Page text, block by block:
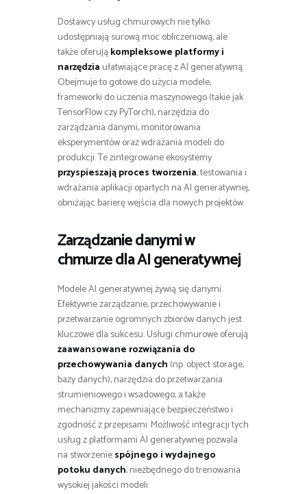
Dostawcy usług chmurowych nie tylko
udostępniają surową moc obliczeniową, ale
także oferująkompleksowe platformy i
narzędzia ułatwiające pracę z AI generatywną.
Obejmuje to gotowe do użycia modele,
frameworki do uczenia maszynowego (takie jak
TensorFlow czy PyTorch), narzędzia do
zarządzania danymi, monitorowania
eksperymentów oraz wdrażania modeli do
produkcji. Te zintegrowane ekosystemy
przyspieszają proces tworzenia, testowania i
wdrażania aplikacji opartych na AI generatywnej,
obniżając barierę wejścia dla nowych projektów.
Zarządzanie danymi w
chmurze dla AI generatywnej
Modele AI generatywnej żywią się danymi.
Efektywne zarządzanie, przechowywanie i
przetwarzanie ogromnych zbiorów danych jest
kluczowe dla sukcesu. Usługi chmurowe oferują
zaawansowane rozwiązania do
przechowywania danych (np. object storage,
bazy danych), narzędzia do przetwarzania
strumieniowego i wsadowego, a także
mechanizmy zapewniające bezpieczeństwo i
zgodność z przepisami. Możliwość integracji tych
usług z platformami AI generatywnej pozwala
na stworzeniespójnego i wydajnego
potoku danych, niezbędnego do trenowania
wysokiej jakości modeli.